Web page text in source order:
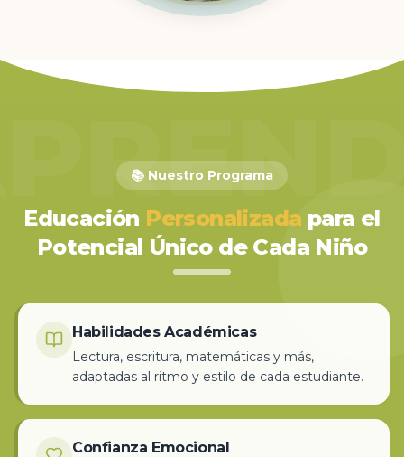
📚 Nuestro Programa
Educación Personalizada para el
Potencial Único de Cada Niño
Habilidades Académicas
Lectura, escritura, matemáticas y más,
adaptadas al ritmo y estilo de cada estudiante.
Confianza Emocional